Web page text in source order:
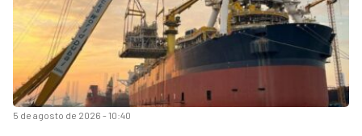
5 de agosto de 2026 - 10:40